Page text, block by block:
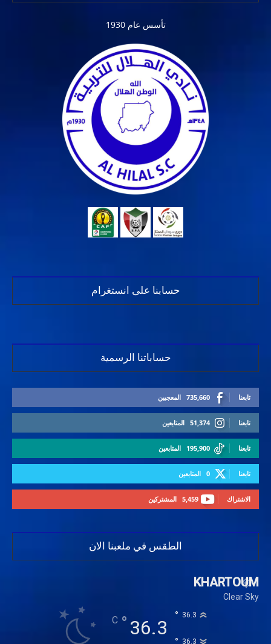
تأسس عام 1930
حسابنا على انستغرام
حساباتنا الرسمية
735,660 المعجبين تابعنا
51,374 المتابعين تابعنا
195,900 المتابعين تابعنا
0 المتابعين تابعنا
5,459 المشتركين الاشتراك
الطقس في ملعبنا الان
KHARTOUM
Clear Sky
36.3
°
C 36.3
°
36.3